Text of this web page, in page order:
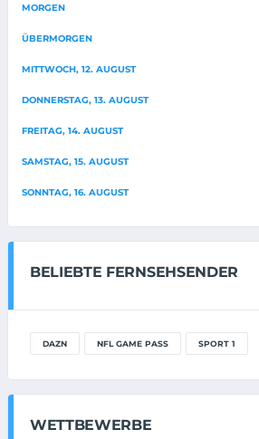
MORGEN
ÜBERMORGEN
MITTWOCH, 12. AUGUST
DONNERSTAG, 13. AUGUST
FREITAG, 14. AUGUST
SAMSTAG, 15. AUGUST
SONNTAG, 16. AUGUST
BELIEBTE FERNSEHSENDER
DAZN NFL GAME PASS SPORT 1
WETTBEWERBE